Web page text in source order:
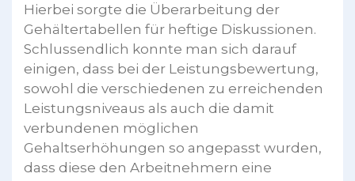
Hierbei sorgte die Überarbeitung der
Gehältertabellen für heftige Diskussionen.
Schlussendlich konnte man sich darauf
einigen, dass bei der Leistungsbewertung,
sowohl die verschiedenen zu erreichenden
Leistungsniveaus als auch die damit
verbundenen möglichen
Gehaltserhöhungen so angepasst wurden,
dass diese den Arbeitnehmern eine